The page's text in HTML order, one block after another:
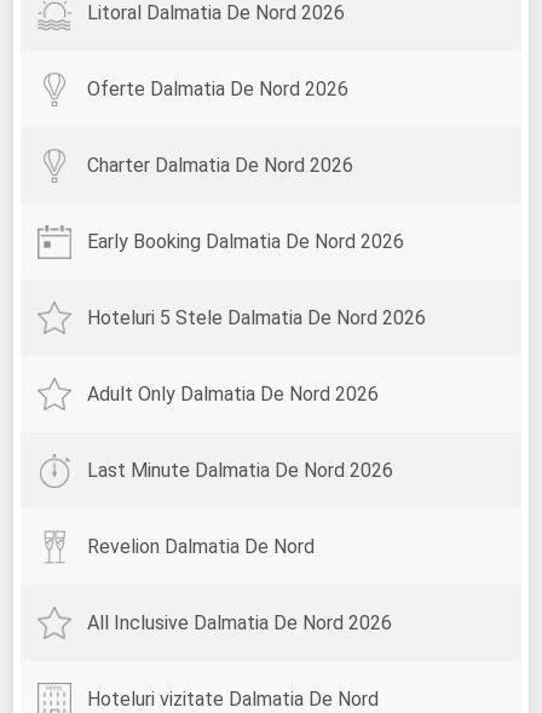
Litoral Dalmatia De Nord 2026
Oferte Dalmatia De Nord 2026
Charter Dalmatia De Nord 2026
Early Booking Dalmatia De Nord 2026
Hoteluri 5 Stele Dalmatia De Nord 2026
Adult Only Dalmatia De Nord 2026
Last Minute Dalmatia De Nord 2026
Revelion Dalmatia De Nord
All Inclusive Dalmatia De Nord 2026
Hoteluri vizitate Dalmatia De Nord